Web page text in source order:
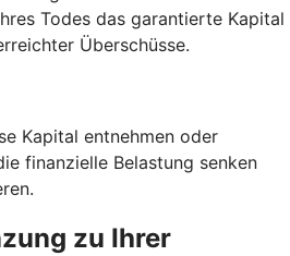
Todes das garantierte Kapital
Überschüsse.
Kapital entnehmen oder
finanzielle Belastung senken
zu Ihrer